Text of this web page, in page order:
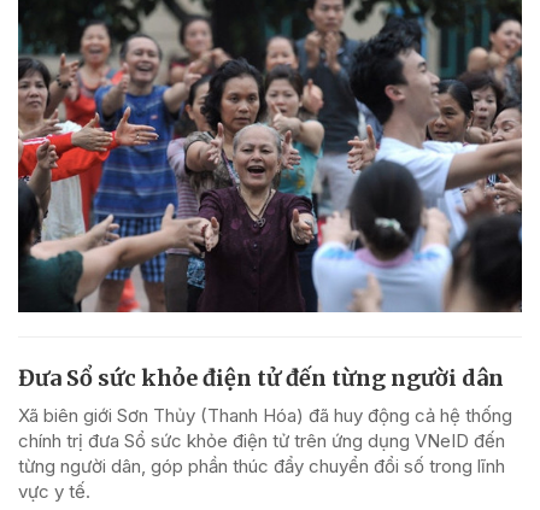
Đưa Sổ sức khỏe điện tử đến từng người dân
Xã biên giới Sơn Thủy (Thanh Hóa) đã huy động cả hệ thống
chính trị đưa Sổ sức khỏe điện tử trên ứng dụng VNeID đến
từng người dân, góp phần thúc đẩy chuyển đổi số trong lĩnh
vực y tế.